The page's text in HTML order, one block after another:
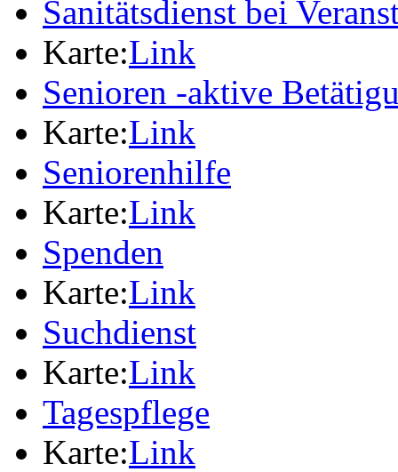
Sanitätsdienst bei
Karte:Link
Senioren -aktive
Karte:Link
Seniorenhilfe
Karte:Link
Spenden
Karte:Link
Suchdienst
Karte:Link
Tagespflege
Karte:Link